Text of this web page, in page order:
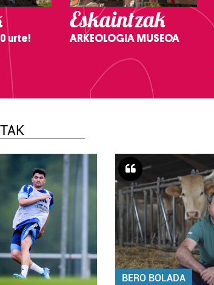
urte!
Eskaintzak
ARKEOLOGIA MUSEOA
BERO BOLADA